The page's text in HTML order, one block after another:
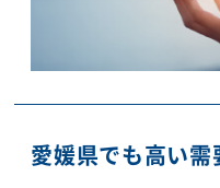
愛媛県でも高い